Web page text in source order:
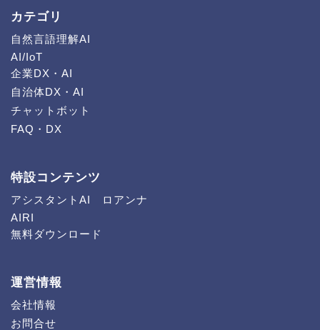
カテゴリ
自然言語理解AI
AI/IoT
企業DX・AI
自治体DX・AI
チャットボット
FAQ・DX
特設コンテンツ
アシスタントAI ロアンナ
AIRI
無料ダウンロード
運営情報
会社情報
お問合せ